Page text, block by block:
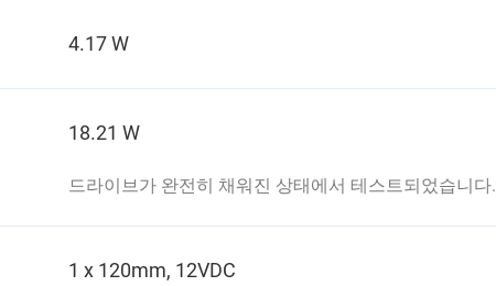
4.17 W
18.21 W
드라이브가 완전히 채워진 상태에서 테스트되었습니다.
1 x 120mm, 12VDC